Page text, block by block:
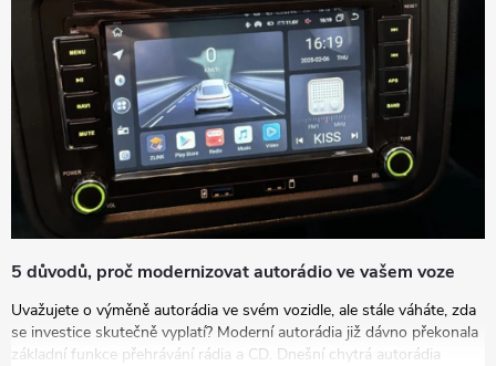
5 důvodů, proč modernizovat autorádio ve vašem voze
Uvažujete o výměně autorádia ve svém vozidle, ale stále váháte, zda
se investice skutečně vyplatí? Moderní autorádia již dávno překonala
základní funkce přehrávání rádia a CD. Dnešní chytrá autorádia